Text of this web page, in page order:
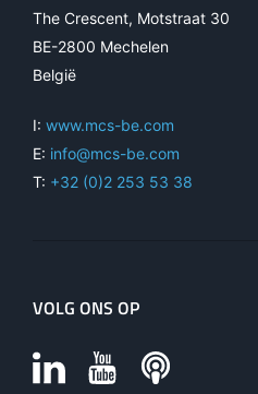
The Crescent, Motstraat 30
BE-2800 Mechelen
België
I: www.mcs-be.com
E: info@mcs-be.com
T: +32 (0)2 253 53 38
VOLG ONS OP